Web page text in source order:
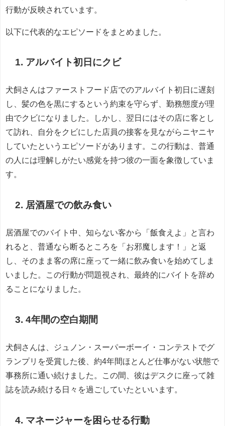
行動が反映されています。
以下に代表的なエピソードをまとめました。
1. アルバイト初日にクビ
犬飼さんはファーストフード店でのアルバイト初日に遅刻
し、髪の色を黒にするという約束を守らず、勤務態度が理
由でクビになりました。しかし、翌日にはその店に客とし
て訪れ、自分をクビにした店員の接客を見ながらニヤニヤ
していたというエピソードがあります。この行動は、普通
の人には理解しがたい感覚を持つ彼の一面を象徴していま
す。
2. 居酒屋での飲み食い
居酒屋でのバイト中、知らない客から「飯食えよ」と言わ
れると、普通なら断るところを「お邪魔します！」と返
し、そのまま客の席に座って一緒に飲み食いを始めてしま
いました。この行動が問題視され、最終的にバイトを辞め
ることになりました。
3. 4年間の空白期間
犬飼さんは、ジュノン・スーパーボーイ・コンテストでグ
ランプリを受賞した後、約4年間ほとんど仕事がない状態で
事務所に通い続けました。この間、彼はデスクに座って雑
誌を読み続ける日々を過ごしていたといいます。
4. マネージャーを困らせる行動